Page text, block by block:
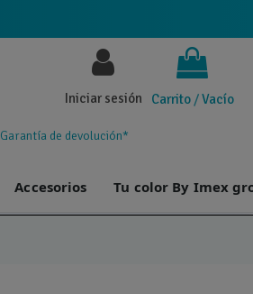
Carrito /Vacío
Iniciar sesión
Garantía de devolución*
Accesorios Tu color By Imex